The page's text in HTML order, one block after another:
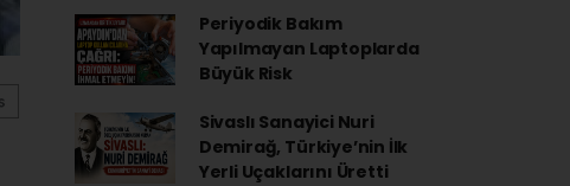
Periyodik Bakım
Yapılmayan Laptoplarda
Büyük Risk
Sivaslı Sanayici Nuri
Demirağ, Türkiye’nin İlk
Yerli Uçaklarını Üretti